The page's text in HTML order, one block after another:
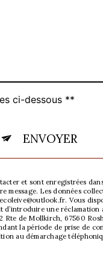
ci-dessous **
ENVOYER
et sont enregistrées
Les données
Vous
une
Rte de Mollkirch, 67560
la période de prise de
au démarchage